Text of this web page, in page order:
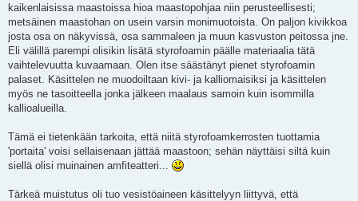
kaikenlaisissa maastoissa hioa maastopohjaa niin perusteellisesti;
metsäinen maastohan on usein varsin monimuotoista. On paljon kivikkoa
josta osa on näkyvissä, osa sammaleen ja muun kasvuston peitossa jne.
Eli välillä parempi olisikin lisätä styrofoamin päälle materiaalia tätä
vaihtelevuutta kuvaamaan. Olen itse säästänyt pienet styrofoamin
palaset. Käsittelen ne muodoiltaan kivi- ja kalliomaisiksi ja käsittelen
myös ne tasoitteella jonka jälkeen maalaus samoin kuin isommilla
kallioalueilla.
Tämä ei tietenkään tarkoita, että niitä styrofoamkerrosten tuottamia
'portaita' voisi sellaisenaan jättää maastoon; sehän näyttäisi siltä kuin
siellä olisi muinainen amfiteatteri...
Tärkeä muistutus oli tuo vesistöaineen käsittelyyn liittyvä, että